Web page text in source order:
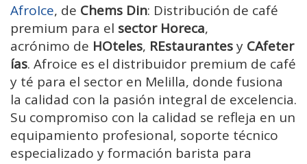
AfroIce, de Chems Din: Distribución de café
premium para el sector Horeca,
acrónimo de HOteles, REstaurantesy CAfeter
ías. Afroice es el distribuidor premium de café
y té para el sector en Melilla, donde fusiona
la calidad con la pasión integral de excelencia.
Su compromiso con la calidad se refleja en un
equipamiento profesional, soporte técnico
especializado y formación barista para